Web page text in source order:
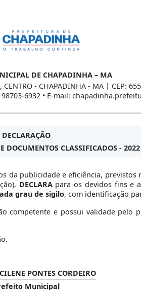
DE CHAPADINHA – MA
CENTRO - CHAPADINHA - MA | CEP:
98703-6932 • E-mail:
DECLARAÇÃO
DOCUMENTOS CLASSIFICADOS - 2022
da publicidade e eficiência, previstos
DECLARApara os devidos fins e
grau de sigilo, com identificação
competente e possui validade
PONTES CORDEIRO
Municipal